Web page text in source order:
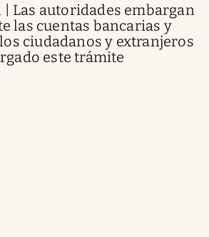
| Las autoridades embargan
las cuentas bancarias y
ciudadanos y extranjeros
este trámite